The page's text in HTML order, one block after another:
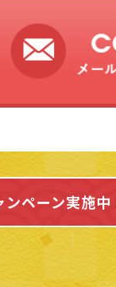
ンペーン実施中